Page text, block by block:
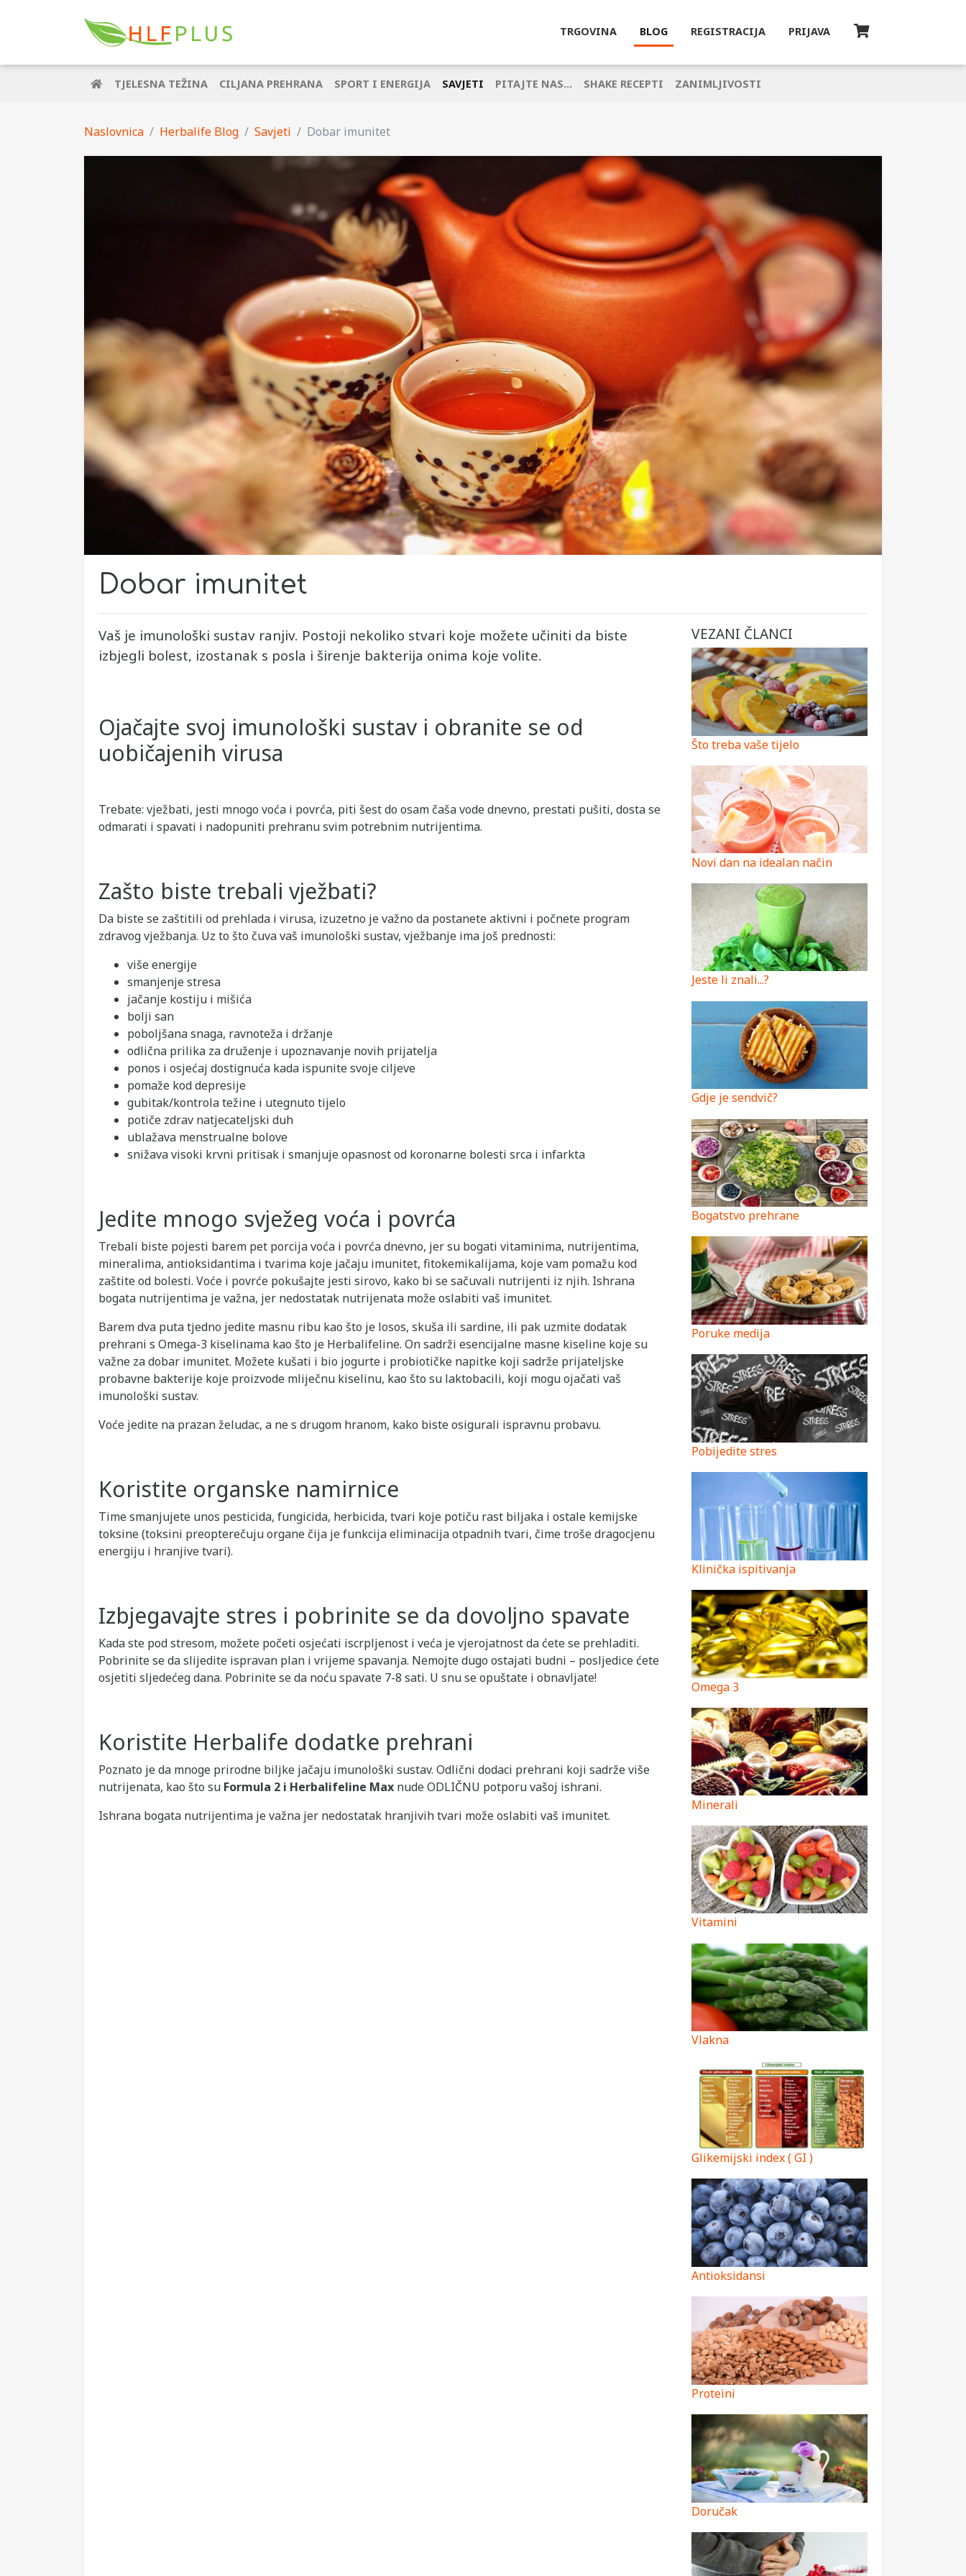
TRGOVINA BLOG REGISTRACIJA PRIJAVA
TJELESNA TEŽINA CILJANA PREHRANA SPORT I ENERGIJA SAVJETI PITAJTE NAS... SHAKE RECEPTI ZANIMLJIVOSTI
Naslovnica Herbalife Blog Savjeti Dobar imunitet
Dobar imunitet
Vaš je imunološki sustav ranjiv. Postoji nekoliko stvari koje možete učiniti da biste
izbjegli bolest, izostanak s posla i širenje bakterija onima koje volite.
Ojačajte svoj imunološki sustav i obranite se od
uobičajenih virusa
Trebate: vježbati, jesti mnogo voća i povrća, piti šest do osam čaša vode dnevno, prestati pušiti, dosta se
odmarati i spavati i nadopuniti prehranu svim potrebnim nutrijentima.
Zašto biste trebali vježbati?
Da biste se zaštitili od prehlada i virusa, izuzetno je važno da postanete aktivni i počnete program
zdravog vježbanja. Uz to što čuva vaš imunološki sustav, vježbanje ima još prednosti:
više energije
smanjenje stresa
jačanje kostiju i mišića
bolji san
poboljšana snaga, ravnoteža i držanje
odlična prilika za druženje i upoznavanje novih prijatelja
ponos i osjećaj dostignuća kada ispunite svoje ciljeve
pomaže kod depresije
gubitak/kontrola težine i utegnuto tijelo
potiče zdrav natjecateljski duh
ublažava menstrualne bolove
snižava visoki krvni pritisak i smanjuje opasnost od koronarne bolesti srca i infarkta
Jedite mnogo svježeg voća i povrća
Trebali biste pojesti barem pet porcija voća i povrća dnevno, jer su bogati vitaminima, nutrijentima,
mineralima, antioksidantima i tvarima koje jačaju imunitet, fitokemikalijama, koje vam pomažu kod
zaštite od bolesti. Voće i povrće pokušajte jesti sirovo, kako bi se sačuvali nutrijenti iz njih. Ishrana
bogata nutrijentima je važna, jer nedostatak nutrijenata može oslabiti vaš imunitet.
Barem dva puta tjedno jedite masnu ribu kao što je losos, skuša ili sardine, ili pak uzmite dodatak
prehrani s Omega-3 kiselinama kao što je Herbalifeline. On sadrži esencijalne masne kiseline koje su
važne za dobar imunitet. Možete kušati i bio jogurte i probiotičke napitke koji sadrže prijateljske
probavne bakterije koje proizvode mliječnu kiselinu, kao što su laktobacili, koji mogu ojačati vaš
imunološki sustav.
Voće jedite na prazan želudac, a ne s drugom hranom, kako biste osigurali ispravnu probavu.
Koristite organske namirnice
Time smanjujete unos pesticida, fungicida, herbicida, tvari koje potiču rast biljaka i ostale kemijske
toksine (toksini preopterečuju organe čija je funkcija eliminacija otpadnih tvari, čime troše dragocjenu
energiju i hranjive tvari).
Izbjegavajte stres i pobrinite se da dovoljno spavate
Kada ste pod stresom, možete početi osjećati iscrpljenost i veća je vjerojatnost da ćete se prehladiti.
Pobrinite se da slijedite ispravan plan i vrijeme spavanja. Nemojte dugo ostajati budni – posljedice ćete
osjetiti sljedećeg dana. Pobrinite se da noću spavate 7-8 sati. U snu se opuštate i obnavljate!
Koristite Herbalife dodatke prehrani
Poznato je da mnoge prirodne biljke jačaju imunološki sustav. Odlični dodaci prehrani koji sadrže više
nutrijenata, kao što su Formula 2 i Herbalifeline Max nude ODLIČNU potporu vašoj ishrani.
Ishrana bogata nutrijentima je važna jer nedostatak hranjivih tvari može oslabiti vaš imunitet.
VEZANI ČLANCI
Što treba vaše tijelo
Novi dan na idealan način
Jeste li znali...?
Gdje je sendvič?
Bogatstvo prehrane
Poruke medija
Pobijedite stres
Klinička ispitivanja
Omega 3
Minerali
Vitamini
Vlakna
Glikemijski index ( GI )
Antioksidansi
Proteini
Doručak